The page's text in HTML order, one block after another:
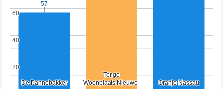
De Pannebakker
De Pannebakker Woonplaats Nieuwe-
Woonplaats Nieuwe-
Tonge
Tonge
Oranje Nassau
Oranje Nassau
20
20
40
40
60
60
57
57